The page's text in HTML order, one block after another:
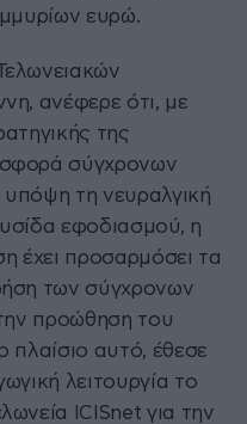
ευρώ.
ανέφερε ότι, με
της
σύγχρονων
τη νευραλγική
εφοδιασμού, η
έχει προσαρμόσει τα
των σύγχρονων
προώθηση του
πλαίσιο αυτό, έθεσε
λειτουργία το
ICISnet για την